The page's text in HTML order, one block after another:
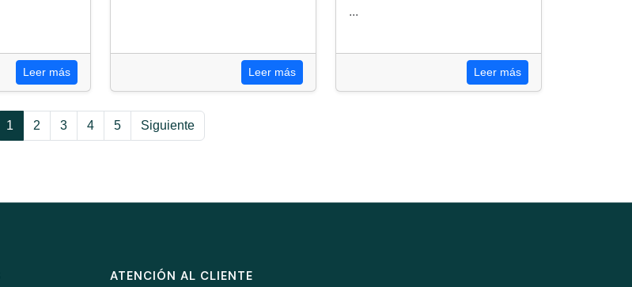
Leer más Leer más
...
Leer más
1 2 3 4 5 Siguiente
ATENCIÓN AL CLIENTE